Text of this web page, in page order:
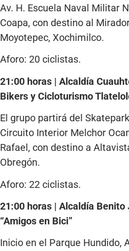
Av. H. Escuela Naval Militar
Coapa, con destino al
Moyotepec, Xochimilco.
Aforo: 20 ciclistas.
21:00 horas | Alcaldía
Bikers y Cicloturismo
El grupo partirá del
Circuito Interior Melchor
Rafael, con destino a
Obregón.
Aforo: 22 ciclistas.
21:00 horas | Alcaldía Benito
“Amigos en Bici”
Inicio en el Parque Hundido,